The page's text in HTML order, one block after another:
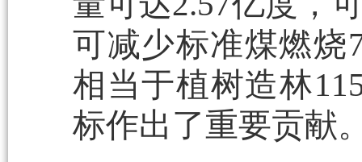
可减少标准煤燃烧
相当于植树造林
标作出了重要贡献